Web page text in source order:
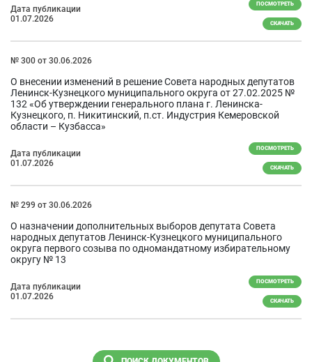
Дата публикации
01.07.2026
ПОСМОТРЕТЬ
СКАЧАТЬ
№ 300 от 30.06.2026
О внесении изменений в решение Совета народных депутатов
Ленинск-Кузнецкого муниципального округа от 27.02.2025 №
132 «Об утверждении генерального плана г. Ленинска-
Кузнецкого, п. Никитинский, п.ст. Индустрия Кемеровской
области – Кузбасса»
Дата публикации
01.07.2026
ПОСМОТРЕТЬ
СКАЧАТЬ
№ 299 от 30.06.2026
О назначении дополнительных выборов депутата Совета
народных депутатов Ленинск-Кузнецкого муниципального
округа первого созыва по одномандатному избирательному
округу № 13
Дата публикации
01.07.2026
ПОСМОТРЕТЬ
СКАЧАТЬ